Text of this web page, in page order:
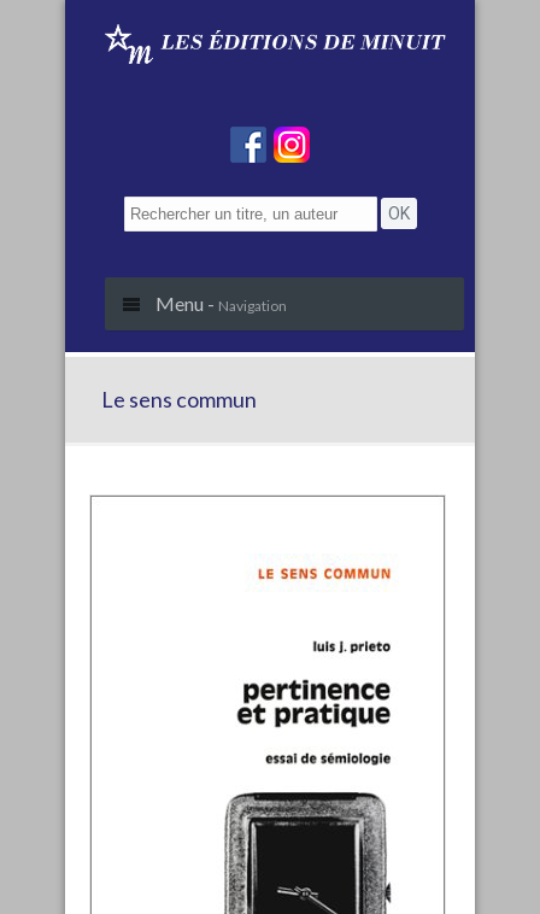
Menu - Navigation
Le sens commun